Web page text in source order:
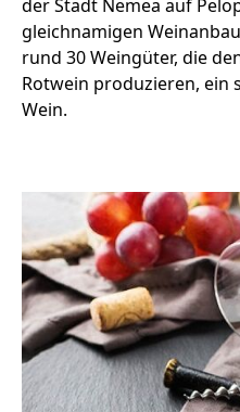
der Stadt Nemea auf
gleichnamigen
rund 30 Weingüter, die
Rotwein produzieren,
Wein.